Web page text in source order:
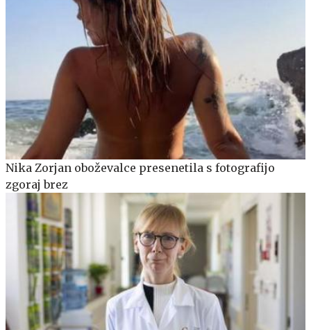
Nika Zorjan oboževalce presenetila s fotografijo
zgoraj brez